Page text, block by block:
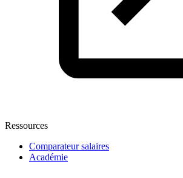
Ressources
Comparateur salaires
Académie